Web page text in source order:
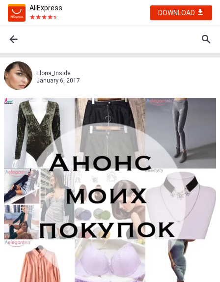
AliExpress
DOWNLOAD
Elona_Inside
January 6, 2017